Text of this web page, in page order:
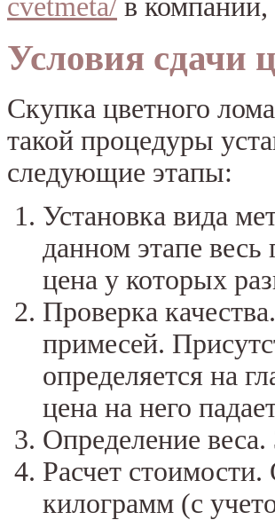
cvetmeta/ в
Условия сдачи
Скупка цветного
такой процедуры
следующие этапы:
Установка вида
данном этапе весь
цена у которых
Проверка
примесей.
определяется на
цена на него
Определение
Расчет
килограмм (с